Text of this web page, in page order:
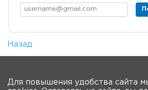
Назад
Для повышения удобства сайта